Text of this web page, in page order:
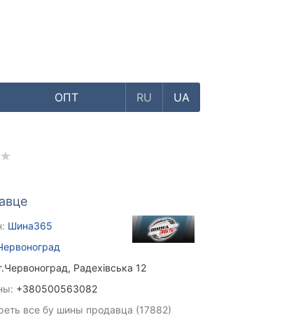
ОПТ RU UA
Шина365
Радехівська 12
+380500563082
все бу шины продавца (17882)